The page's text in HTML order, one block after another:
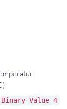
Binary Value 4